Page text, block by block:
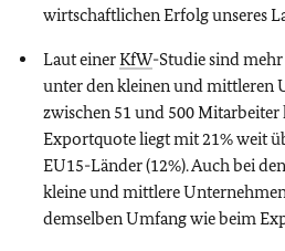
wirtschaftlichen Erfolg unseres
Laut einerKfW-Studie sind
unter den kleinen und mittleren
zwischen 51 und 500
Exportquote liegt mit 21% weit
EU15-Länder (12%). Auch bei
kleine und mittlere
demselben Umfang wie beim